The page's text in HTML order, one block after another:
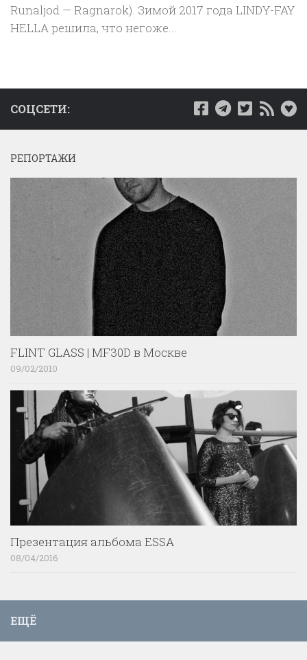
Runaljod — Ragnarok). Зимой 2017 года LINDY-FAY
HELLA решила, что негоже...
СОЦСЕТИ:
РЕПОРТАЖИ
FLINT GLASS | MF30D в Москве
09/02/2010
Презентация альбома ESSA
08/04/2016
ЕЩЁ